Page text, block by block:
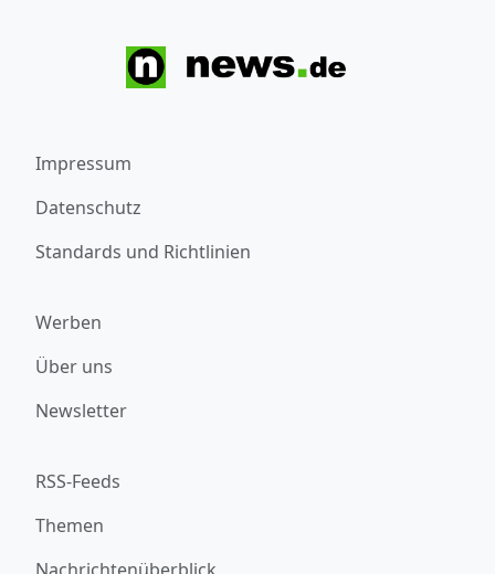
Impressum
Datenschutz
Standards und Richtlinien
Werben
Über uns
Newsletter
RSS-Feeds
Themen